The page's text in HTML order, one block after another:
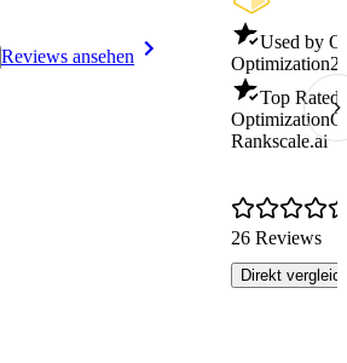
Reviews ansehen
Used by
Optimization
Top Rated
Optimization
Rankscale.ai
26 Reviews
Direkt